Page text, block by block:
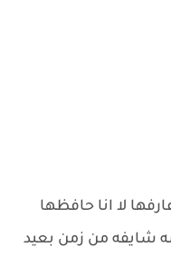
لا انا حافظها
شايفه من زمن بعيد